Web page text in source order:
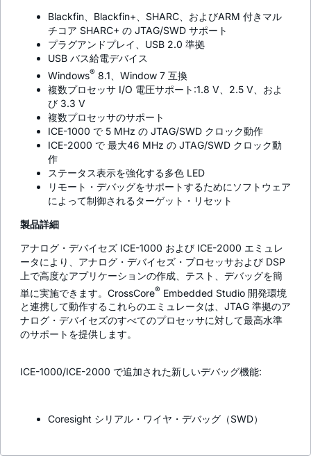
Blackfin、Blackfin+、SHARC、およびARM 付きマル
チコア SHARC+ の JTAG/SWD サポート
プラグアンドプレイ、USB 2.0 準拠
USB バス給電デバイス
Windows® 8.1、Window 7 互換
複数プロセッサ I/O 電圧サポート:1.8 V、2.5 V、およ
び 3.3 V
複数プロセッサのサポート
ICE-1000 で 5 MHz の JTAG/SWD クロック動作
ICE-2000 で 最大46 MHz の JTAG/SWD クロック動
作
ステータス表示を強化する多色 LED
リモート・デバッグをサポートするためにソフトウェア
によって制御されるターゲット・リセット
製品詳細
アナログ・デバイセズ ICE-1000 および ICE-2000 エミュレ
ータにより、アナログ・デバイセズ・プロセッサおよび DSP
上で高度なアプリケーションの作成、テスト、デバッグを簡
単に実施できます。CrossCore® Embedded Studio 開発環境
と連携して動作するこれらのエミュレータは、JTAG 準拠のア
ナログ・デバイセズのすべてのプロセッサに対して最高水準
のサポートを提供します。
ICE-1000/ICE-2000 で追加された新しいデバッグ機能:
Coresight シリアル・ワイヤ・デバッグ（SWD）